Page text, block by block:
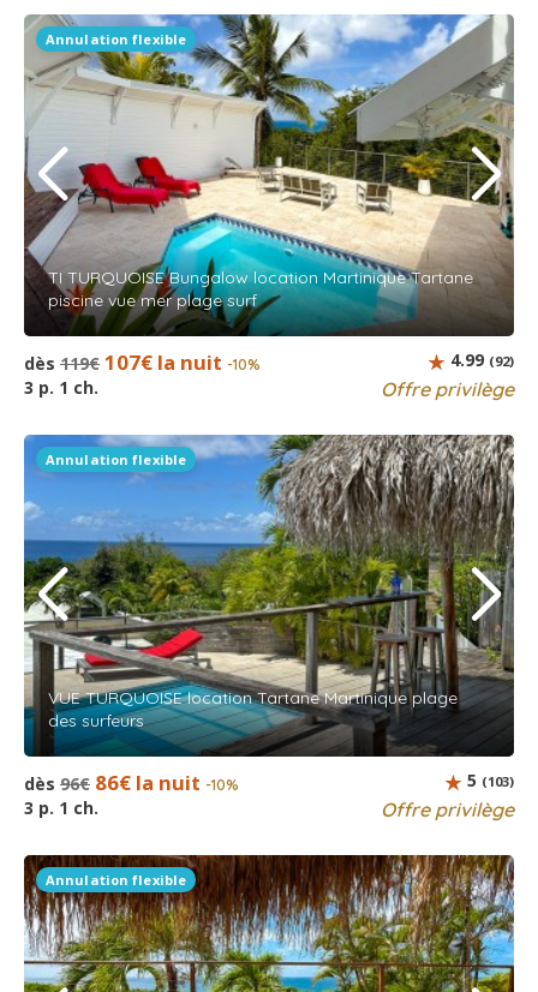
Annulation flexible
TI TURQUOISE Bungalow location Martinique Tartane
piscine vue mer plage surf
dès 119€ 107€ la nuit -10%
3 p. 1 ch. Offre privilège
4.99 (92)
Annulation flexible
VUE TURQUOISE location Tartane Martinique plage
des surfeurs
dès 96€ 86€ la nuit -10%
3 p. 1 ch. Offre privilège
5 (103)
Annulation flexible